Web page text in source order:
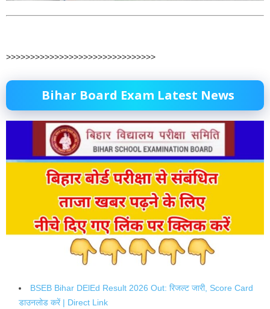
>>>>>>>>>>>>>>>>>>>>>>>>>>>>>>>
Bihar Board Exam Latest News
BSEB Bihar DElEd Result 2026 Out: रिजल्ट जारी, Score Card
डाउनलोड करें | Direct Link